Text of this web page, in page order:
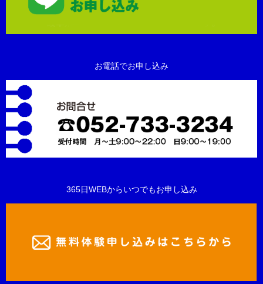
お電話でお申し込み
365日WEBからいつでもお申し込み